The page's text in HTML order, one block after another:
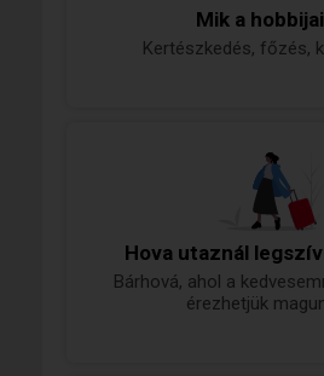
Mik a
Kertészkedés, főzés,
Hova utaznál
Bárhová, ahol a
érezhetjük